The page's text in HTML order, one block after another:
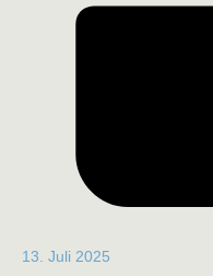
13. Juli 2025